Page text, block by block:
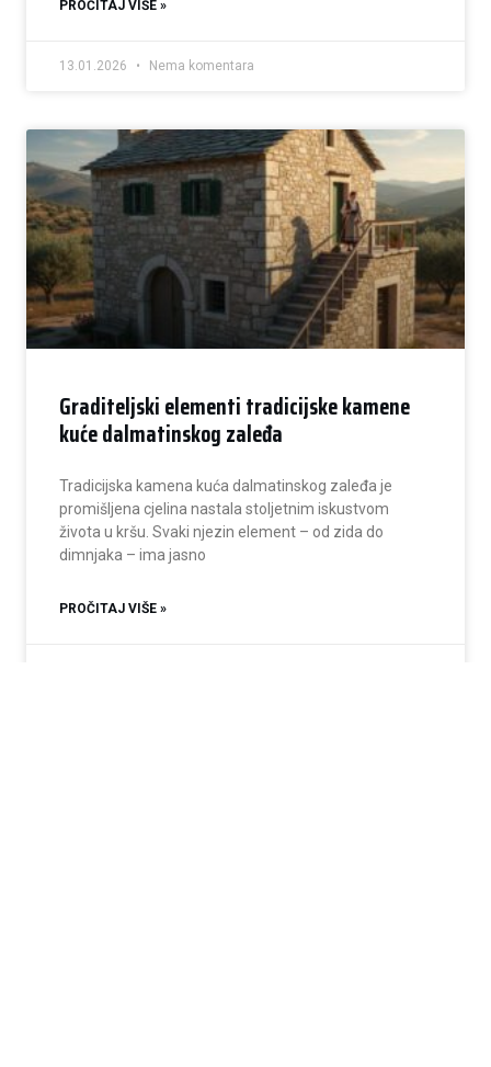
PROČITAJ VIŠE »
13.01.2026 Nema komentara
Graditeljski elementi tradicijske kamene
kuće dalmatinskog zaleđa
Tradicijska kamena kuća dalmatinskog zaleđa je
promišljena cjelina nastala stoljetnim iskustvom
života u kršu. Svaki njezin element – od zida do
dimnjaka – ima jasno
PROČITAJ VIŠE »